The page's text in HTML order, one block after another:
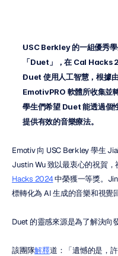
USC Berkley 的一組優秀
「Duet」，在 Cal Hacks
Duet 使用人工智慧，根據
EmotivPRO 軟體所收集並
學生們希望 Duet 能透過個
提供有效的音樂療法。
Emotiv 向 USC Berkley 學生
Justin Wu 致以最衷心的祝賀
Hacks 2024 中榮獲一等獎。
標轉化為 AI 生成的音樂和視覺
Duet 的靈感來源是為了解決向
該團隊解釋道：「遺憾的是，